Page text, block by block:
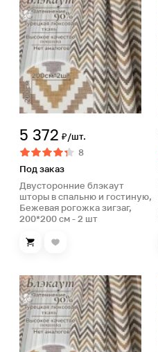
5 372 ₽/шт.
8
Под заказ
Двусторонние блэкаут
шторы в спальню и гостиную,
Бежевая рогожка зигзаг,
200*200 см - 2 шт